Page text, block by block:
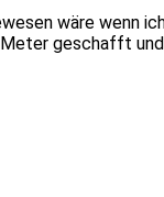
wäre wenn
Meter geschafft